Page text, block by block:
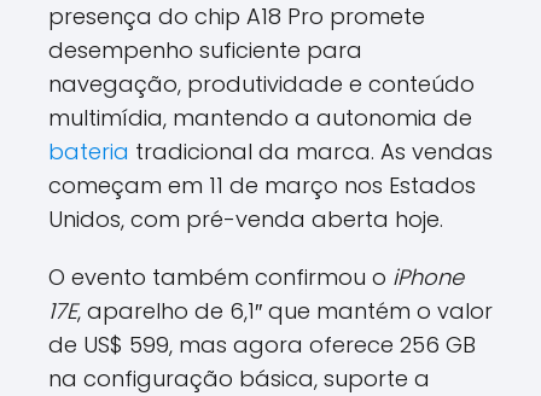
presença do chip A18 Pro promete
desempenho suficiente para
navegação, produtividade e conteúdo
multimídia, mantendo a autonomia de
bateria tradicional da marca. As vendas
começam em 11 de março nos Estados
Unidos, com pré-venda aberta hoje.
O evento também confirmou o iPhone
17E, aparelho de 6,1″ que mantém o valor
de US$ 599, mas agora oferece 256 GB
na configuração básica, suporte a